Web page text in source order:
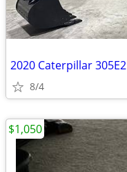
2020 Caterpillar
8/4
$1,050